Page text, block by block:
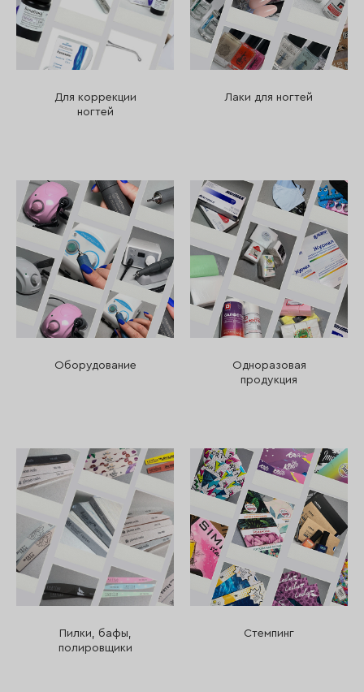
Для коррекции
ногтей
Лаки для ногтей
Оборудование
Одноразовая
продукция
Пилки, бафы,
полировщики
Стемпинг